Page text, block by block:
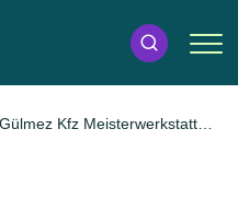
Kfz Meisterwerkstatt